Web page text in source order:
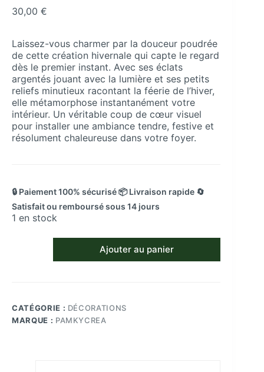
30,00 €
Laissez-vous charmer par la douceur poudrée
de cette création hivernale qui capte le regard
dès le premier instant. Avec ses éclats
argentés jouant avec la lumière et ses petits
reliefs minutieux racontant la féerie de l’hiver,
elle métamorphose instantanément votre
intérieur. Un véritable coup de cœur visuel
pour installer une ambiance tendre, festive et
résolument chaleureuse dans votre foyer.
🔒 Paiement 100% sécurisé 📦 Livraison rapide 🔄
Satisfait ou remboursé sous 14 jours
1 en stock
en
résine
Ajouter au panier
CATÉGORIE : DÉCORATIONS
MARQUE : PAMKYCREA